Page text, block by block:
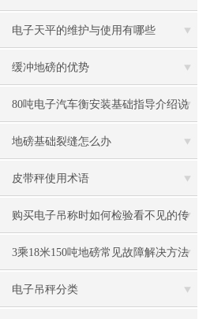
电子天平的维护与使用有哪些
缓冲地磅的优势
80吨电子汽车衡安装基础指导介绍说
明
地磅基础裂缝怎么办
皮带秤使用术语
购买电子吊称时如何检验看不见的传
感器
3乘18米150吨地磅常见故障解决方法
电子吊秤分类